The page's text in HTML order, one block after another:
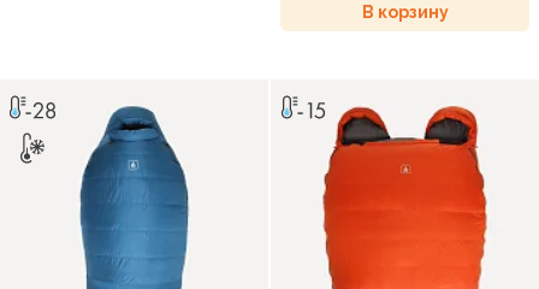
В корзину